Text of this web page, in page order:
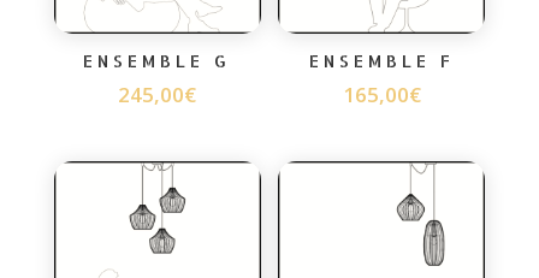
ENSEMBLE G
245,00€
ENSEMBLE F
165,00€